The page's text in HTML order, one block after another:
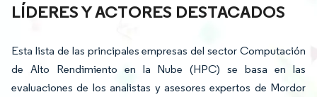
LÍDERES Y ACTORES DESTACADOS
Esta lista de las principales empresas del sector Computación
de Alto Rendimiento en la Nube (HPC) se basa en las
evaluaciones de los analistas y asesores expertos de Mordor